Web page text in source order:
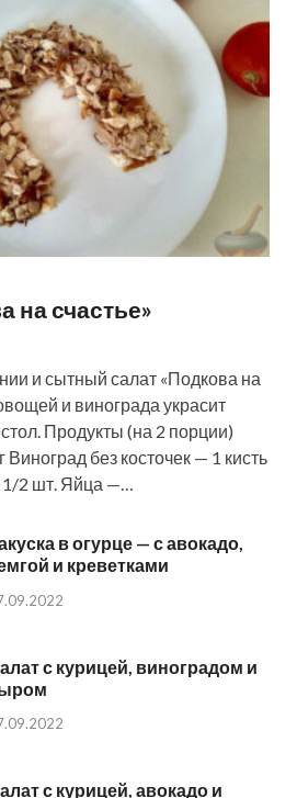
на счастье»
и сытный салат «Подкова на
и винограда украсит
Продукты (на 2 порции)
без косточек — 1 кисть
1/2 шт. Яйца —…
в огурце — с авокадо,
и креветками
с курицей, виноградом и
с курицей, авокадо и